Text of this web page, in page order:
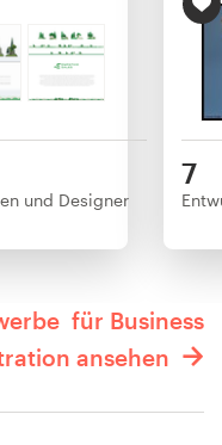
und Designer
7
für Business
ansehen